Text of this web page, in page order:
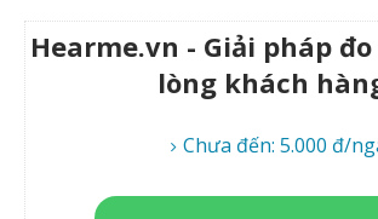
Hearme.vn - Giải pháp
lòng khách
Chưa đến: 5.000 đ/